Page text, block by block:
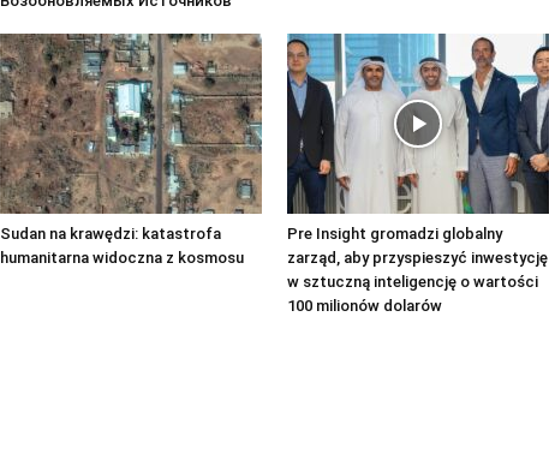
Sudan na krawędzi: katastrofa
humanitarna widoczna z kosmosu
Pre Insight gromadzi globalny
zarząd, aby przyspieszyć inwestycję
w sztuczną inteligencję o wartości
100 milionów dolarów